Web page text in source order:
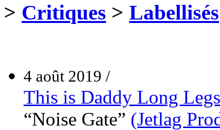
> Critiques > Labellisés
4 août 2019 /
This is Daddy Long Legs
“Noise Gate” (Jetlag